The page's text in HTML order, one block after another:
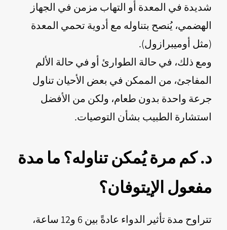
شديدة في المعدة أو التهاب مزمن في الجهاز
الهضمي، يُنصح بتناوله مع أدوية تحمي المعدة
(مثل أوميبرازول).
ومع ذلك، في حالة الطوارئ أو في حالة الألم
المفاجئ، من الممكن في بعض الأحيان تناول
جرعة واحدة بدون طعام، ولكن من الأفضل
استشارة الطبيب بشأن التوصيات.
د. كم مرة يُمكن تناوله؟ ما مدة
مفعول الإيتوفان؟
تتراوح مدة تأثير الدواء عادةً بين 6 و12 ساعة،